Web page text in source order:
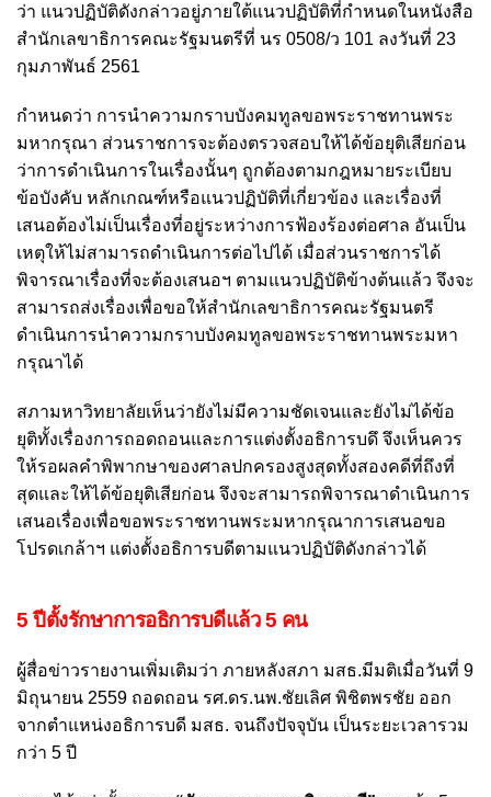
ว่า แนวปฏิบัติดังกล่าวอยู่ภายใต้แนวปฏิบัติที่กำหนดในหนังสือ
สำนักเลขาธิการคณะรัฐมนตรีที่ นร 0508/ว 101 ลงวันที่ 23
กุมภาพันธ์ 2561
กำหนดว่า การนำความกราบบังคมทูลขอพระราชทานพระ
มหากรุณา ส่วนราชการจะต้องตรวจสอบให้ได้ข้อยุติเสียก่อน
ว่าการดำเนินการในเรื่องนั้นๆ ถูกต้องตามกฎหมายระเบียบ
ข้อบังคับ หลักเกณฑ์หรือแนวปฏิบัติที่เกี่ยวข้อง และเรื่องที่
เสนอต้องไม่เป็นเรื่องที่อยู่ระหว่างการฟ้องร้องต่อศาล อันเป็น
เหตุให้ไม่สามารถดำเนินการต่อไปได้ เมื่อส่วนราชการได้
พิจารณาเรื่องที่จะต้องเสนอฯ ตามแนวปฏิบัติข้างต้นแล้ว จึงจะ
สามารถส่งเรื่องเพื่อขอให้สำนักเลขาธิการคณะรัฐมนตรี
ดำเนินการนำความกราบบังคมทูลขอพระราชทานพระมหา
กรุณาได้
สภามหาวิทยาลัยเห็นว่ายังไม่มีความชัดเจนและยังไม่ได้ข้อ
ยุติทั้งเรื่องการถอดถอนและการแต่งตั้งอธิการบดึ จึงเห็นควร
ให้รอผลคำพิพากษาของศาลปกครองสูงสุดทั้งสองคดีที่ถึงที่
สุดและให้ได้ข้อยุติเสียก่อน จึงจะสามารถพิจารณาดำเนินการ
เสนอเรื่องเพื่อขอพระราชทานพระมหากรุณาการเสนอขอ
โปรดเกล้าฯ แต่งตั้งอธิการบดีตามแนวปฏิบัติดังกล่าวได้
5 ปีตั้งรักษาการอธิการบดีแล้ว 5 คน
ผู้สื่อข่าวรายงานเพิ่มเติมว่า ภายหลังสภา มสธ.มีมติเมื่อวันที่ 9
มิถุนายน 2559 ถอดถอน รศ.ดร.นพ.ชัยเลิศ พิชิตพรชัย ออก
จากตำแหน่งอธิการบดี มสธ. จนถึงปัจจุบัน เป็นระยะเวลารวม
กว่า 5 ปี